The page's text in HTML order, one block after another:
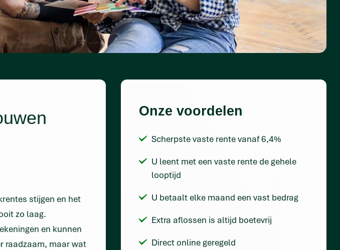
stijgen en het
zo laag.
en kunnen
raadzaam, maar wat
Onze voordelen
Scherpste vaste rente vanaf 6,4%
U leent met een vaste rente de gehele
looptijd
U betaalt elke maand een vast bedrag
Extra aflossen is altijd boetevrij
Direct online geregeld